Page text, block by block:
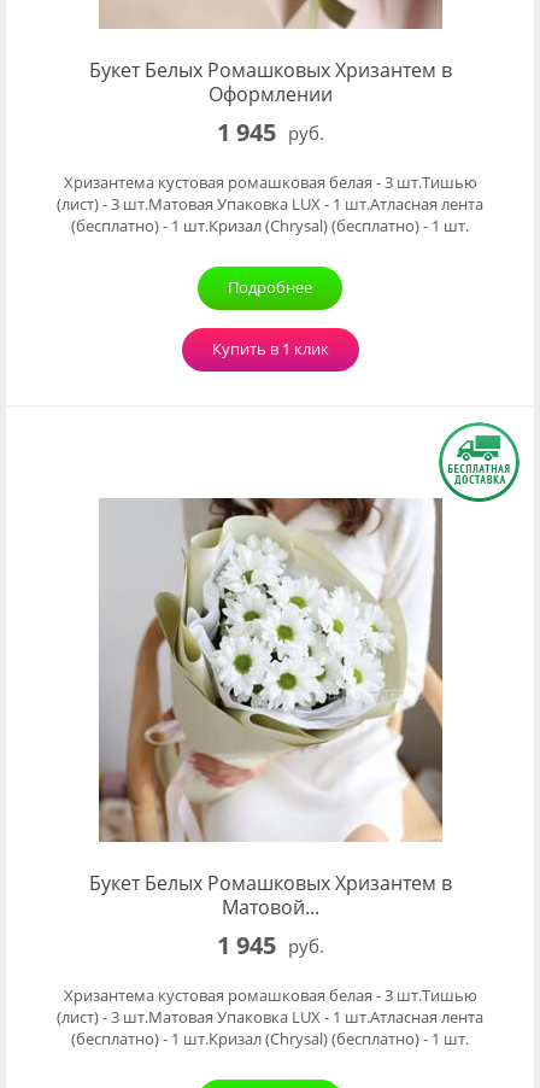
Букет Белых Ромашковых Хризантем в
Оформлении
1 945 руб.
Хризантема кустовая ромашковая белая - 3 шт.Тишью
(лист) - 3 шт.Матовая Упаковка LUX - 1 шт.Атласная лента
(бесплатно) - 1 шт.Кризал (Chrysal) (бесплатно) - 1 шт.
Подробнее
Купить в 1 клик
Букет Белых Ромашковых Хризантем в
Матовой...
1 945 руб.
Хризантема кустовая ромашковая белая - 3 шт.Тишью
(лист) - 3 шт.Матовая Упаковка LUX - 1 шт.Атласная лента
(бесплатно) - 1 шт.Кризал (Chrysal) (бесплатно) - 1 шт.